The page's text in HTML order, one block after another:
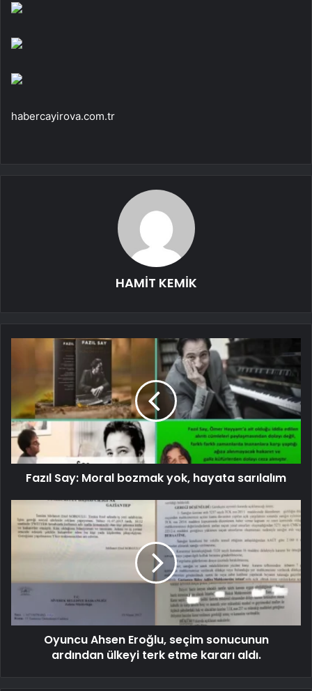
habercayirova.com.tr
HAMİT KEMİK
Fazıl Say: Moral bozmak yok, hayata sarılalım
Oyuncu Ahsen Eroğlu, seçim sonucunun
ardından ülkeyi terk etme kararı aldı.